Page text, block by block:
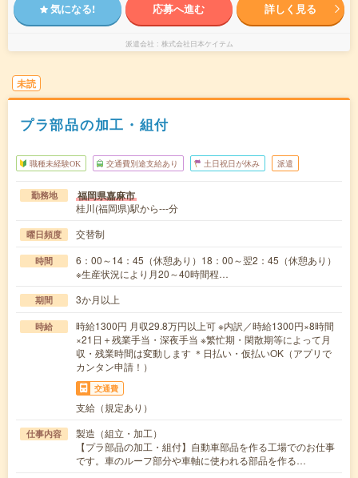
気になる! 応募へ進む 詳しく見る
派遣会社 株式会社日本ケイテム
未読
プラ部品の加工・組付
職種未経験OK 交通費別途支給あり 土日祝日が休み 派遣
勤務地 福岡県嘉麻市
桂川(福岡県)駅から---分
曜日頻度 交替制
時間
6：00～14：45（休憩あり）18：00～翌2：45（休憩あり）
※生産状況により月20～40時間程…
期間 3か月以上
時給
時給1300円 月収29.8万円以上可 ※内訳／時給1300円×8時間
×21日＋残業手当・深夜手当 ※繁忙期・閑散期等によって月
収・残業時間は変動します ＊日払い・仮払いOK（アプリで
カンタン申請！）
交通費
支給（規定あり）
仕事内容
製造（組立・加工）
【プラ部品の加工・組付】自動車部品を作る工場でのお仕事
です。車のルーフ部分や車軸に使われる部品を作る…